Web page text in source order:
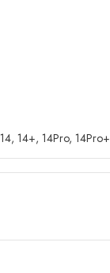
14, 14+, 14Pro, 14Pro+